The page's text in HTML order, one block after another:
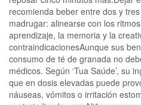
recomienda beber entre dos y
madrugar: alinearse con los
aprendizaje, la memoria y la
contraindicacionesAunque sus
consumo de té de granada no
médicos. Según ‘Tua Saúde’, su
que en dosis elevadas puede
náuseas, vómitos o irritación